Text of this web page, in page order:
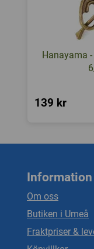
Hanayama
139 kr
Information
Om oss
Butiken i Umeå
Fraktpriser &